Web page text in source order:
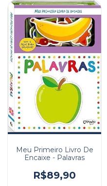
Meu Primeiro Livro De
Encaixe - Palavras
R$89,90